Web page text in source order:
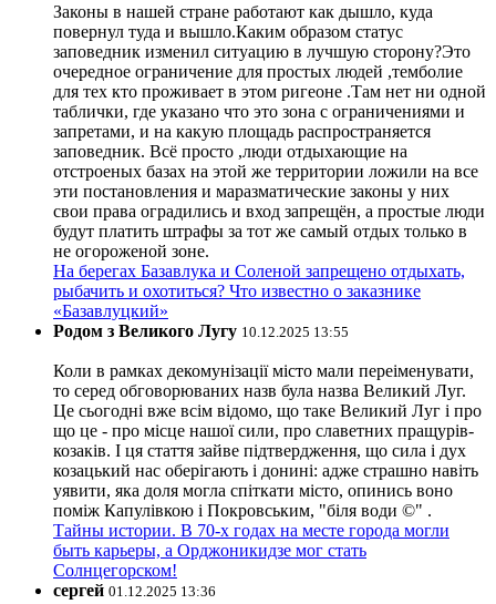
Законы в нашей стране работают как дышло, куда
повернул туда и вышло.Каким образом статус
заповедник изменил ситуацию в лучшую сторону?Это
очередное ограничение для простых людей ,темболие
для тех кто проживает в этом ригеоне .Там нет ни одной
таблички, где указано что это зона с ограничениями и
запретами, и на какую площадь распространяется
заповедник. Всё просто ,люди отдыхающие на
отстроеных базах на этой же территории ложили на все
эти постановления и маразматические законы у них
свои права оградились и вход запрещён, а простые люди
будут платить штрафы за тот же самый отдых только в
не огороженой зоне.
На берегах Базавлука и Соленой запрещено отдыхать,
рыбачить и охотиться? Что известно о заказнике
«Базавлуцкий»
Родом з Великого Лугу 10.12.2025 13:55
Коли в рамках декомунізації місто мали переіменувати,
то серед обговорюваних назв була назва Великий Луг.
Це сьогодні вже всім відомо, що таке Великий Луг і про
що це - про місце нашої сили, про славетних пращурів-
козаків. І ця стаття зайве підтвердження, що сила і дух
козацький нас оберігають і донині: адже страшно навіть
уявити, яка доля могла спіткати місто, опинись воно
поміж Капулівкою і Покровським, "біля води ©" .
Тайны истории. В 70-х годах на месте города могли
быть карьеры, а Орджоникидзе мог стать
Солнцегорском!
сергей 01.12.2025 13:36